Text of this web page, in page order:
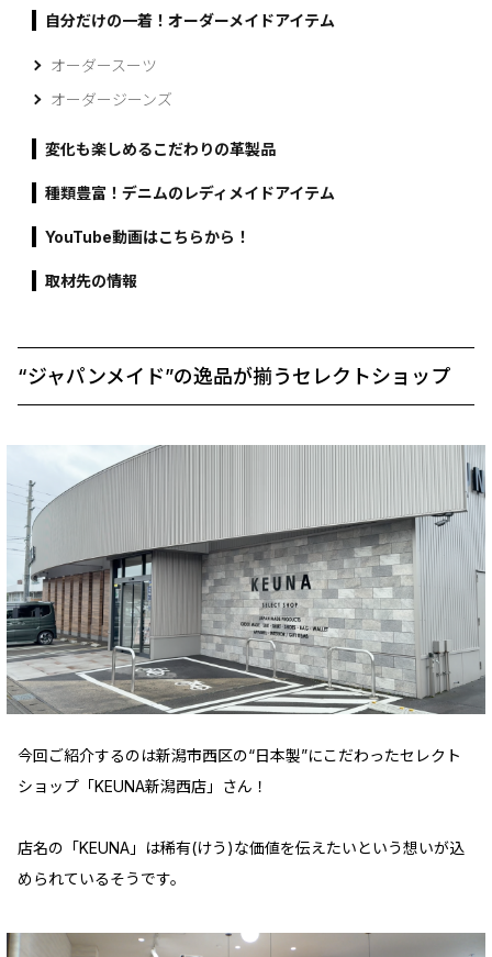
自分だけの一着！オーダーメイドアイテム
オーダースーツ
オーダージーンズ
変化も楽しめるこだわりの革製品
種類豊富！デニムのレディメイドアイテム
YouTube動画はこちらから！
取材先の情報
“ジャパンメイド”の逸品が揃うセレクトショップ
今回ご紹介するのは新潟市西区の“日本製”にこだわったセレクト
ショップ「KEUNA新潟西店」さん！
店名の「KEUNA」は稀有(けう)な価値を伝えたいという想いが込
められているそうです。